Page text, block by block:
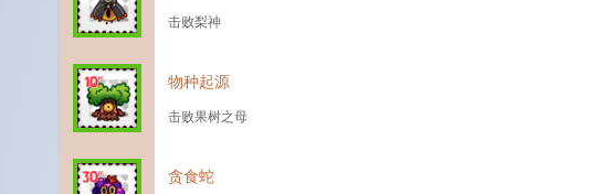
击败梨神
物种起源
击败果树之母
贪食蛇